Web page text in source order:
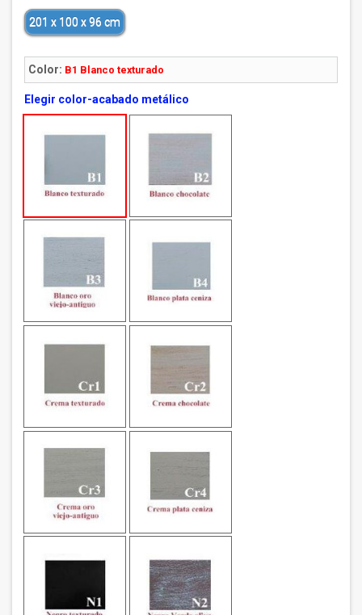
201 x 100 x 96 cm
Color: B1 Blanco texturado
Elegir color-acabado metálico